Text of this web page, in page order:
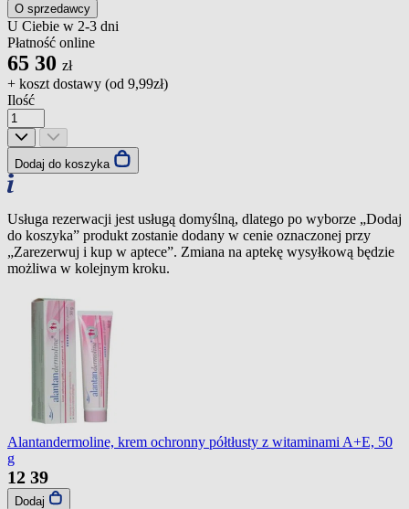
O sprzedawcy
U Ciebie w 2-3 dni
Płatność online
65 30 zł
+ koszt dostawy (od 9,99zł)
Ilość
Dodaj do koszyka
Usługa rezerwacji jest usługą domyślną, dlatego po wyborze „Dodaj
do koszyka” produkt zostanie dodany w cenie oznaczonej przy
„Zarezerwuj i kup w aptece”. Zmiana na aptekę wysyłkową będzie
możliwa w kolejnym kroku.
Alantandermoline, krem ochronny półtłusty z witaminami A+E, 50
g
12 39
Dodaj